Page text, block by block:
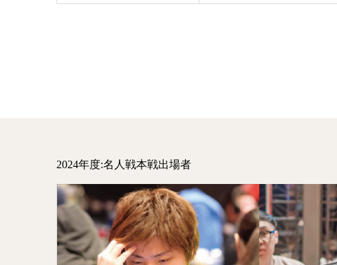
2024年度:名人戦本戦出場者